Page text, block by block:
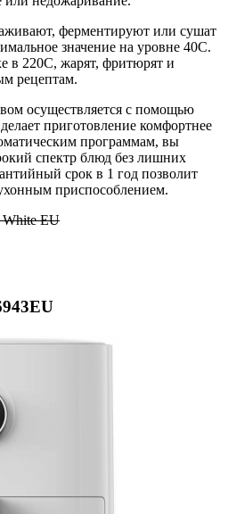
ферментируют или сушат
значение на уровне 40C.
в 220C, жарят, фритюрят и
рецептам.
осуществляется с помощью
приготовление комфортнее
программам, вы
спектр блюд без лишних
срок в 1 год позволит
приспособлением.
White EU